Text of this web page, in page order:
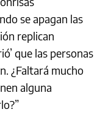
se apagan las
replican
que las personas
¿Faltará mucho
alguna